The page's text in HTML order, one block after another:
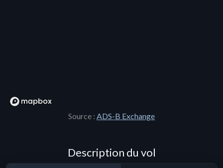
Source : ADS-B Exchange
Description du vol